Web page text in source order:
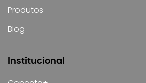
Produtos
Blog
Institucional